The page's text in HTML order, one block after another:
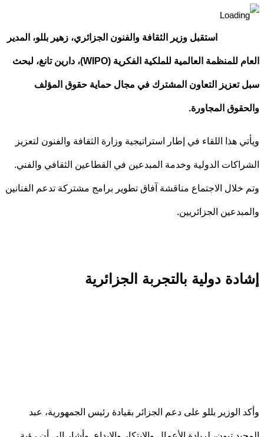
استقبل وزير الثقافة والفنون الجزائري، زهير بللو، المدير
العام للمنظمة العالمية للملكية الفكرية (WIPO)، دارين تانغ، لبحث
تعزيز التعاون المشترك في مجال حماية حقوق المؤلف
المجاورة.
هذا اللقاء في إطار استراتيجية وزارة الثقافة والفنون لتعزيز
الدولية وخدمة المبدعين في القطاعين الثقافي والفني.
الاجتماع مناقشة آفاق تطوير برامج مشتركة تدعم الفنانين
الجزائريين.
دولية بالتجربة الجزائرية
الوزير بللو على دعم الجزائر بقيادة رئيس الجمهورية، عبد